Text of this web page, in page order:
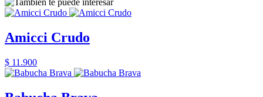
Amicci Crudo
$ 11.900